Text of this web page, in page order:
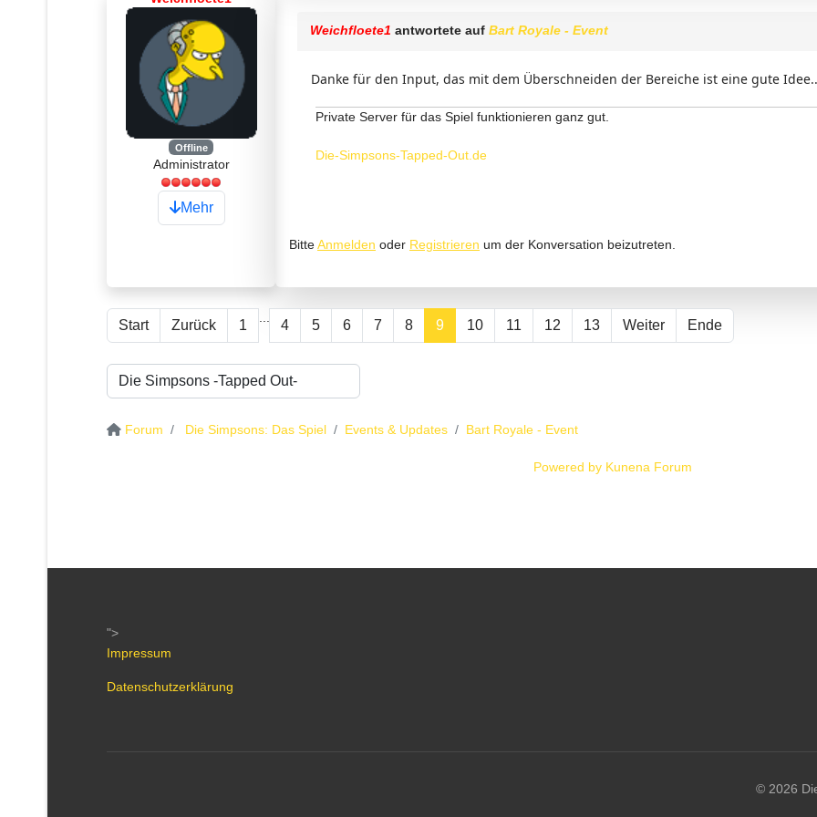
Offline
Administrator
Mehr
Weichfloete1 antwortete auf Bart Royale - Event
Danke für den Input, das mit dem Überschneiden der Bereiche ist eine gute
Private Server für das Spiel funktionieren ganz gut.
Die-Simpsons-Tapped-Out.de
BitteAnmelden oder Registrieren um der Konversation beizutreten.
Start Zurück 1 4 5 6 7 8 9 10 11 12 13 Weiter Ende
Forum Die Simpsons: Das Spiel Events & Updates Bart Royale - Event
Powered by Kunena Forum
">
Impressum
Datenschutzerklärung
© 2026